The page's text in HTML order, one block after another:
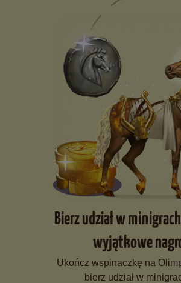
Bierz udział w
wyjątkowe
Ukończ wspinaczkę na
bierz udział w